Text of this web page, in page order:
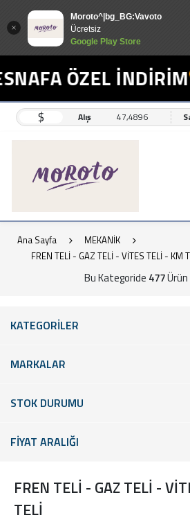
Moroto^|bg_BG:Vavoto
Ücretsiz
Google Play Store
ÖZEL İNDİRİM
$ Alış 47,4896
Ana Sayfa
MEKANİK
FREN TELİ - GAZ TELİ - VİTES TELİ - KM
Bu Kategoride 477Ürün
KATEGORİLER
MARKALAR
STOK DURUMU
FİYAT ARALIĞI
FREN TELİ - GAZ TELİ -
TELİ